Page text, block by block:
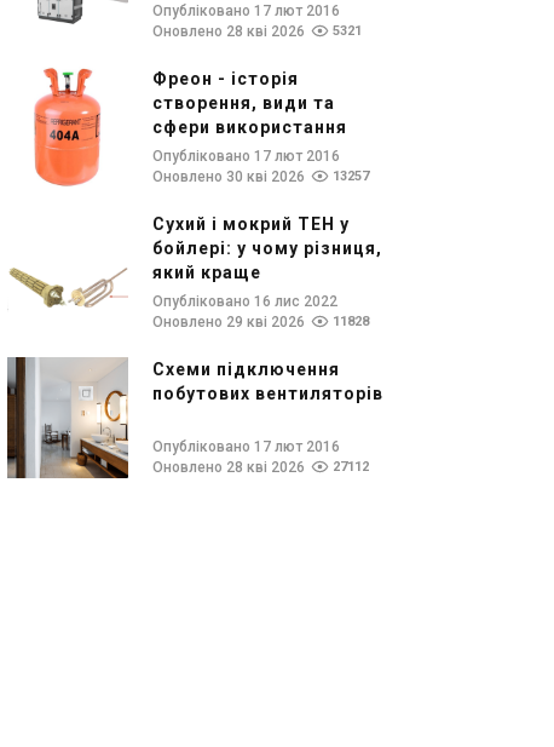
Опубліковано 17 лют 2016
Оновлено 28 кві 2026
5321
Фреон - історія
створення, види та
сфери використання
Опубліковано 17 лют 2016
Оновлено 30 кві 2026
13257
Сухий і мокрий ТЕН у
бойлері: у чому різниця,
який краще
Опубліковано 16 лис 2022
Оновлено 29 кві 2026
11828
Схеми підключення
побутових вентиляторів
Опубліковано 17 лют 2016
Оновлено 28 кві 2026
27112